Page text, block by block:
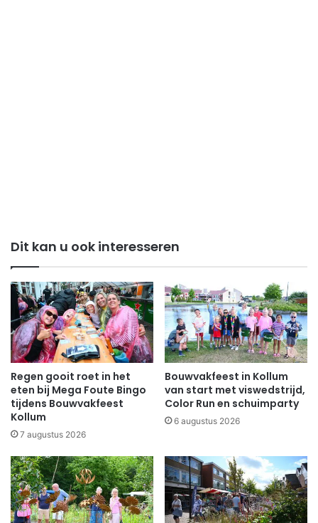
Dit kan u ook interesseren
Regen gooit roet in het
eten bij Mega Foute Bingo
tijdens Bouwvakfeest
Kollum
7 augustus 2026
Bouwvakfeest in Kollum
van start met viswedstrijd,
Color Run en schuimparty
6 augustus 2026